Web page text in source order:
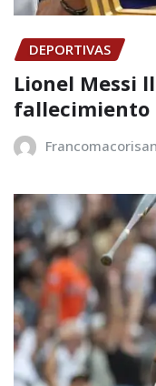
DEPORTIVAS
Lionel Messi
fallecimiento